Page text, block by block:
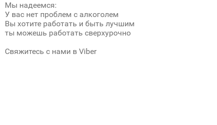
Мы надеемся:
У вас нет проблем с алкоголем
Вы хотите работать и быть лучшим
ты можешь работать сверхурочно
Свяжитесь с нами в Viber